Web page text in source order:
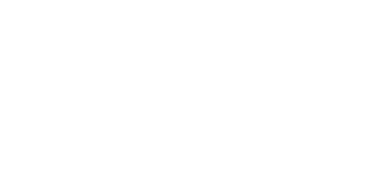
laiton nickelé 1/4" filetage femelle